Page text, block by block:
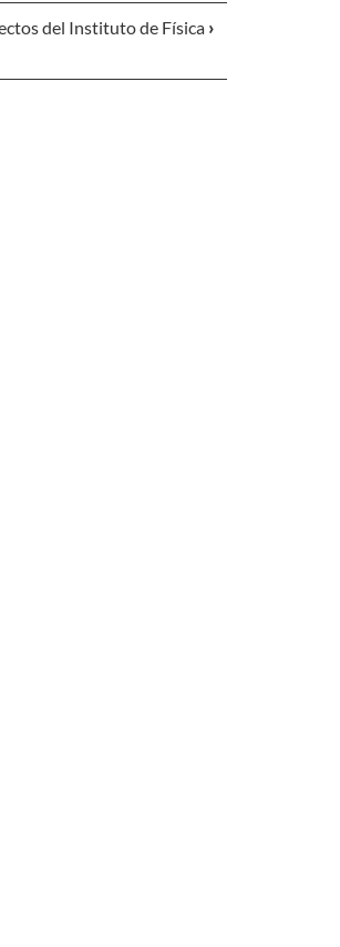
del Instituto de Física ›